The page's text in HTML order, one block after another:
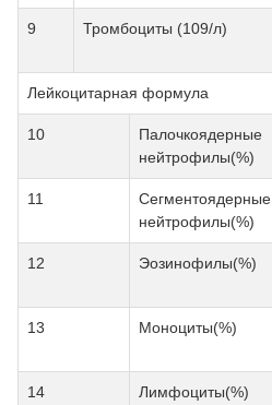
9 Тромбоциты (109/л)
Лейкоцитарная формула
10
Палочкоядерные
нейтрофилы(%)
11
Сегментоядерные
нейтрофилы(%)
12 Эозинофилы(%)
13 Моноциты(%)
14 Лимфоциты(%)